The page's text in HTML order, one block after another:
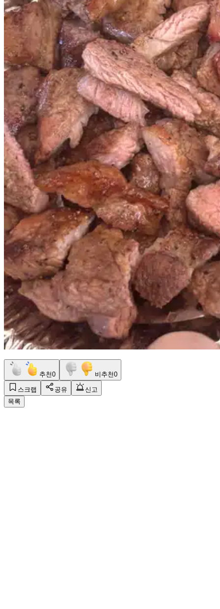
추천0 비추천0
스크랩 공유
신고
목록